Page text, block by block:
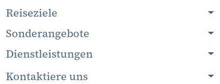
Reiseziele
Sonderangebote
Dienstleistungen
Kontaktiere uns